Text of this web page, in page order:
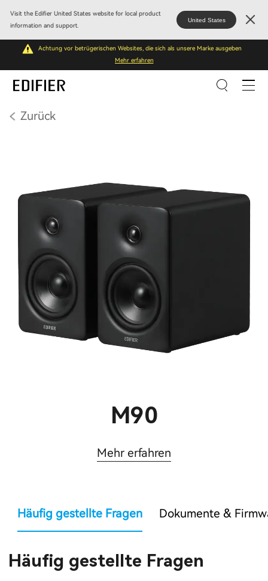
Visit the Edifier United States website for local product
information and support.
United States
Achtung vor betrügerischen Websites, die sich als unsere Marke ausgeben
Mehr erfahren
Zurück
M90
Mehr erfahren
Häufig gestellte Fragen Dokumente &
Häufig gestellte Fragen